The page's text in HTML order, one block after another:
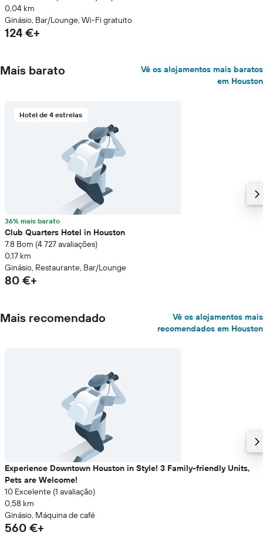
0,04 km
Ginásio, Bar/Lounge, Wi-Fi gratuito
124 €+
Mais barato
Vê os alojamentos mais baratos
em Houston
Hotel de 4 estrelas
36% mais barato
Club Quarters Hotel in Houston
7.8 Bom (4 727 avaliações)
0,17 km
Ginásio, Restaurante, Bar/Lounge
80 €+
Mais recomendado
Vê os alojamentos mais
recomendados em Houston
Experience Downtown Houston in Style! 3 Family-friendly Units,
Pets are Welcome!
10 Excelente (1 avaliação)
0,58 km
Ginásio, Máquina de café
560 €+